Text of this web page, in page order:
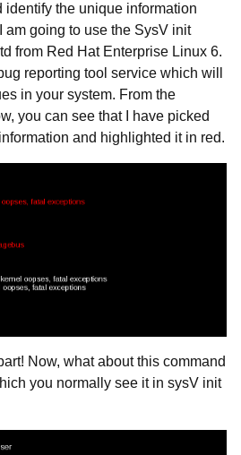
identify the unique information
am going to use the SysV init
from Red Hat Enterprise Linux 6.
reporting tool service which will
in your system. From the
you can see that I have picked
and highlighted it in red.
Now, what about this command
you normally see it in sysV init